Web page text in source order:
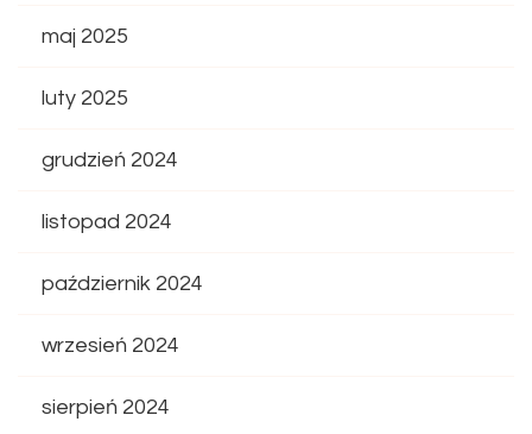
maj 2025
luty 2025
grudzień 2024
listopad 2024
październik 2024
wrzesień 2024
sierpień 2024